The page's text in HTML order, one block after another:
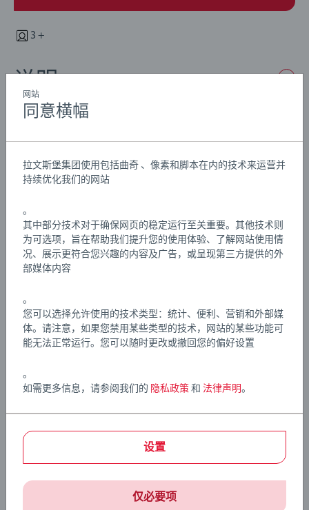
3 +
用这套独特有趣的多层停车场，将铁路和道路连接到一
去，掉到下面铁路上的汽车运输车上。 这款产品可以连接
并扩展铁路和道路。
BRIO世界系列的一部分：停车场与其他BRIO世界系列套
装、轨道和火车完全兼容。两辆色彩鲜艳的汽车和一辆汽
车运输车均配备经典BRIO磁性连接器，可轻松连接彼此及
其他车辆。
33204 停车场包含7个部件：1个停车场、1辆红色汽车、1
辆蓝色汽车、1辆汽车运输车、2个铁路坡道轨道、1个道路
坡道轨道。
Details
文章编号:
63320400
EAN:
7312350332049
Warning and manufacturer information
网站
同意横幅
拉文斯堡集团使用包括曲奇 、像素和脚本在内的技术来运营并
持续优化我们的网站
。
其中部分技术对于确保网页的稳定运行至关重要。其他技术则
为可选项，旨在帮助我们提升您的使用体验、了解网站使用情
况、展示更符合您兴趣的内容及广告，或呈现第三方提供的外
部媒体内容
。
您可以选择允许使用的技术类型：统计、便利、营销和外部媒
体。请注意，如果您禁用某些类型的技术，网站的某些功能可
能无法正常运行。您可以随时更改或撤回您的偏好设置
。
如需更多信息，请参阅我们的 隐私政策 和 法律声明。
设置
仅必要项